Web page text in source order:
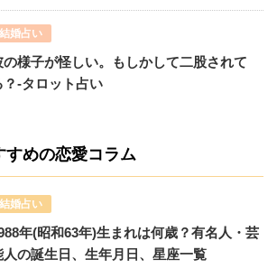
結婚占い
の様子が怪しい。もしかして二股されて
？-タロット占い
すめの恋愛コラム
結婚占い
年(昭和63年)生まれは何歳？有名人・芸
人の誕生日、生年月日、星座一覧